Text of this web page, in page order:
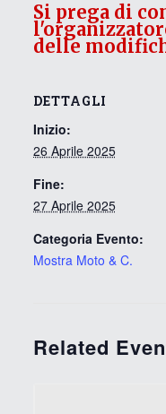
DETTAGLI
Inizio:
26 Aprile 2025
Fine:
27 Aprile 2025
Categoria Evento:
Mostra Moto & C.
Related
Si prega di
delle